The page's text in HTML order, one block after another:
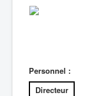
Personnel :
Directeur